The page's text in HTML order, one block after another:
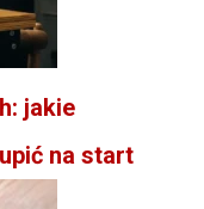
jakie
na start